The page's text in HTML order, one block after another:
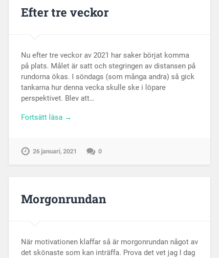
Efter tre veckor
Nu efter tre veckor av 2021 har saker börjat komma
på plats. Målet är satt och stegringen av distansen på
rundorna ökas. I söndags (som många andra) så gick
tankarna hur denna vecka skulle ske i löpare
perspektivet. Blev att…
Fortsätt läsa →
26 januari, 2021 0
Morgonrundan
När motivationen klaffar så är morgonrundan något av
det skönaste som kan inträffa. Prova det vet jag I dag